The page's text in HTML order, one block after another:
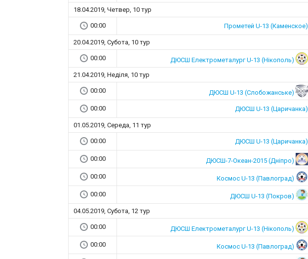
18.04.2019, Четвер, 10 тур
00:00 Прометей U-13 (Каменское)
20.04.2019, Субота, 10 тур
00:00 ДЮСШ Електрометалург U-13 (Нікополь)
21.04.2019, Неділя, 10 тур
00:00 ДЮСШ U-13 (Слобожанське)
00:00 ДЮСШ U-13 (Царичанка)
01.05.2019, Середа, 11 тур
00:00 ДЮСШ U-13 (Царичанка)
00:00 ДЮСШ-7-Океан-2015 (Дніпро)
00:00 Космос U-13 (Павлоград)
00:00 ДЮСШ U-13 (Покров)
04.05.2019, Субота, 12 тур
00:00 ДЮСШ Електрометалург U-13 (Нікополь)
00:00 Космос U-13 (Павлоград)